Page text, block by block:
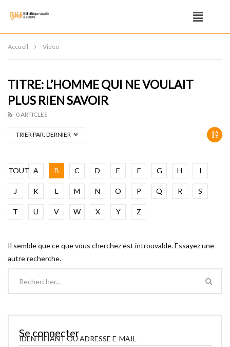
Accueil Vidéo
TITRE: L’HOMME QUI NE VOULAIT
PLUS RIEN SAVOIR
0 ARTICLES
TRIER PAR:DERNIER
TOUT A B C D E F G H I
J K L M N O P Q R S
T U V W X Y Z
Il semble que ce que vous cherchez est introuvable. Essayez une
autre recherche.
Se connecter
IDENTIFIANT OU ADRESSE E-MAIL